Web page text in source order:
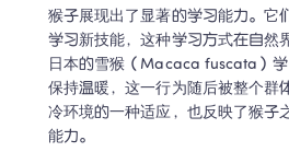
猴子展现出了显著的学习能力。它
学习新技能，这种学习方式在自然
日本的雪猴（Macaca fuscata）
保持温暖，这一行为随后被整个群
冷环境的一种适应，也反映了猴子
能力。